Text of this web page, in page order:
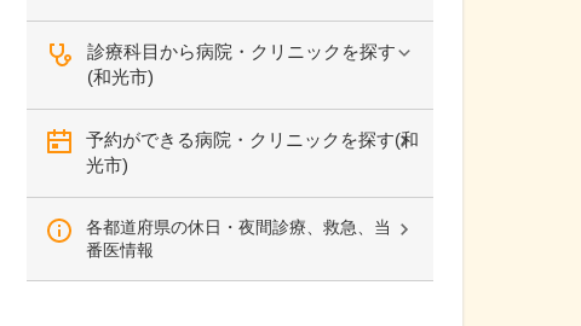
診療科目から病院・クリニックを探す
(和光市)
予約ができる病院・クリニックを探す(和
光市)
各都道府県の休日・夜間診療、救急、当
番医情報